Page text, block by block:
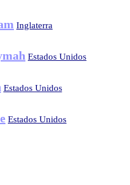
Inglaterra
Estados Unidos
Estados Unidos
Estados Unidos